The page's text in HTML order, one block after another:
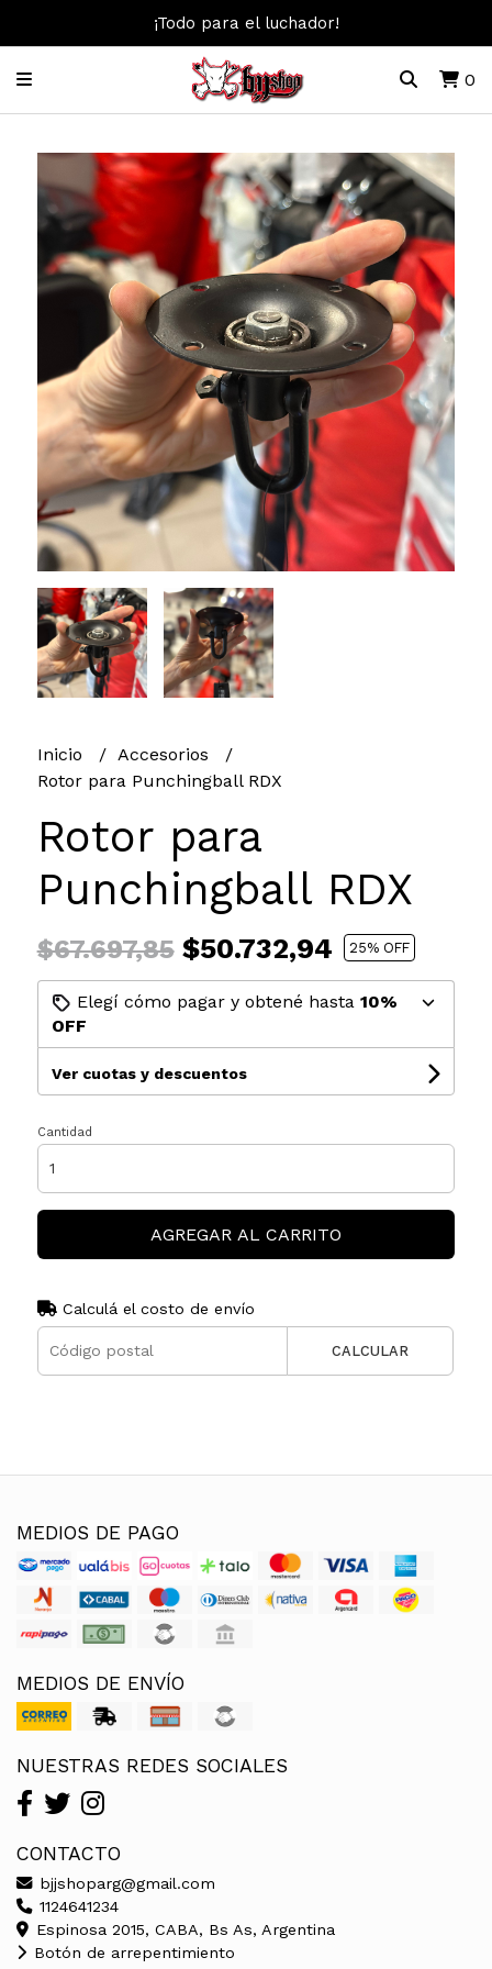
¡Todo para el luchador!
0
Inicio
Accesorios
Rotor para Punchingball RDX
Rotor para
Punchingball RDX
$67.697,85$50.732,94 25% OFF
Elegí cómo pagar y obtené hasta 10%
OFF
Ver cuotas y descuentos
Cantidad
AGREGAR AL CARRITO
Calculá el costo de envío
CALCULAR
MEDIOS DE PAGO
MEDIOS DE ENVÍO
NUESTRAS REDES SOCIALES
CONTACTO
bjjshoparg@gmail.com
1124641234
Espinosa 2015, CABA, Bs As, Argentina
Botón de arrepentimiento